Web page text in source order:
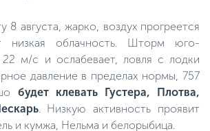
8 августа, жарко, воздух прогреется
низкая облачность. Шторм юго-
22 м/с и ослабевает, ловля с лодки
давление в пределах нормы, 757
будет клевать Густера, Плотва,
. Низкую активность проявит
и кумжа, Нельма и белорыбица.